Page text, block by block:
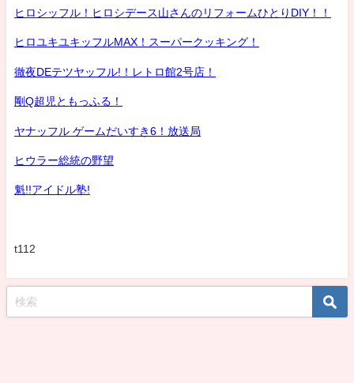
ヒロシッフル！ヒロシデース山さんのリフォームひとりDIY！！
ヒロユキユキッフルMAX！スーパークッキング！
徹夜DEテツヤッフル!！レトロ館2号店！
剛Q超児ともっふる！
ヤナッフル ゲームだいすき6！放送局
ヒウラー総統の野望
魁!!アイドル塾!
t112